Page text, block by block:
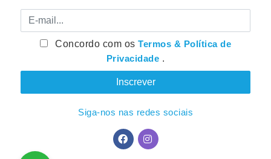
E-mail
Concordo com osTermos & Política de
Privacidade .
Siga-nos nas redes sociais